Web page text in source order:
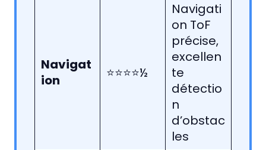
Navigat
ion
⭐⭐⭐⭐½
Navigati
on ToF
précise,
excellen
te
détectio
n
d’obstac
les